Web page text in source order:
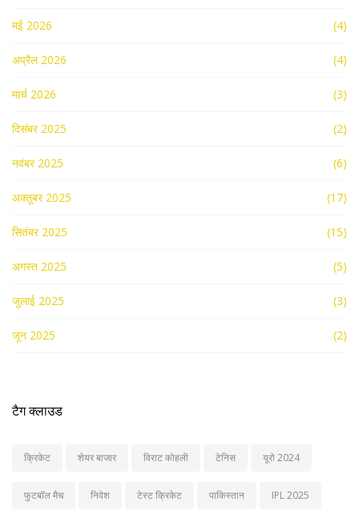
मई 2026 (4)
अप्रैल 2026 (4)
मार्च 2026 (3)
दिसंबर 2025 (2)
नवंबर 2025 (6)
अक्तूबर 2025 (17)
सितंबर 2025 (15)
अगस्त 2025 (5)
जुलाई 2025 (3)
जून 2025 (2)
टैग क्लाउड
क्रिकेट शेयर बाजार विराट कोहली टेनिस यूरो 2024
फुटबॉल मैच निवेश टेस्ट क्रिकेट पाकिस्तान IPL 2025